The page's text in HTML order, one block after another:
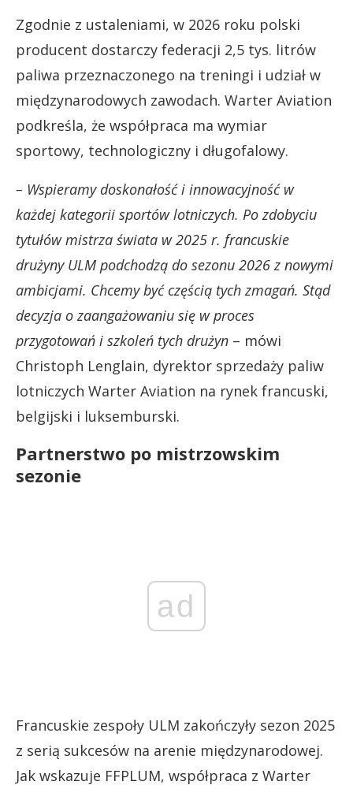
Zgodnie z ustaleniami, w 2026 roku polski
producent dostarczy federacji 2,5 tys. litrów
paliwa przeznaczonego na treningi i udział w
międzynarodowych zawodach. Warter Aviation
podkreśla, że współpraca ma wymiar
sportowy, technologiczny i długofalowy.
– Wspieramy doskonałość i innowacyjność w
każdej kategorii sportów lotniczych. Po zdobyciu
tytułów mistrza świata w 2025 r. francuskie
drużyny ULM podchodzą do sezonu 2026 z nowymi
ambicjami. Chcemy być częścią tych zmagań. Stąd
decyzja o zaangażowaniu się w proces
przygotowań i szkoleń tych drużyn – mówi
Christoph Lenglain, dyrektor sprzedaży paliw
lotniczych Warter Aviation na rynek francuski,
belgijski i luksemburski.
Partnerstwo po mistrzowskim
sezonie
ad
Francuskie zespoły ULM zakończyły sezon 2025
z serią sukcesów na arenie międzynarodowej.
Jak wskazuje FFPLUM, współpraca z Warter